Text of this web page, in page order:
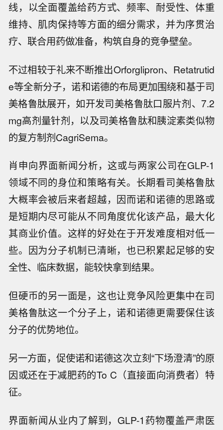
美格鲁肽2型糖尿病和肥胖适应证分别最早于201
7年和2021年在美获批。其在海外的最大对手，
礼来的替尔泊肽这两个适应证则分别获批于2022
年和2023年。
此后，头部玩家们开启军备竞赛、布局后续管
线，以全面覆盖给药方式、频率、耐受性、体重
维持、肌肉保持等方面的细分需求，并为序贯治
疗、联合用药做准备，构筑自身的竞争壁垒。
不过相较于礼来不断推出Orforglipron、Retatrutid
e等全新分子，诺和诺德的布局更加围绕和基于司
美格鲁肽展开，如开发司美格鲁肽口服片剂、7.2
mg高剂量针剂，以及司美格鲁肽和胰淀素类似物
的复方制剂CagriSema。
肖申向界面新闻分析，这或与两家公司在GLP-1
大概率会被后来者超越，因而诺和诺德的思路或
是短期内尽可能从不同角度优化该产品，最大化
其商业价值。这样的好处在于开发难度相对低一
些。因为分子机制已清晰，也已积累起足够的安
全性、临床数据，能较快拿到结果。
但硬币的另一面是，这也让竞争风险更集中在司
美格鲁肽这一个分子上，诺和诺德更需要保住该